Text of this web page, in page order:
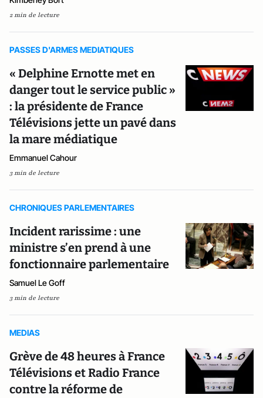
2 min de lecture
PASSES D'ARMES MEDIATIQUES
« Delphine Ernotte met en
danger tout le service public »
: la présidente de France
Télévisions jette un pavé dans
la mare médiatique
Emmanuel Cahour
3 min de lecture
CHRONIQUES PARLEMENTAIRES
Incident rarissime : une
ministre s’en prend à une
fonctionnaire parlementaire
Samuel Le Goff
3 min de lecture
MEDIAS
Grève de 48 heures à France
Télévisions et Radio France
contre la réforme de